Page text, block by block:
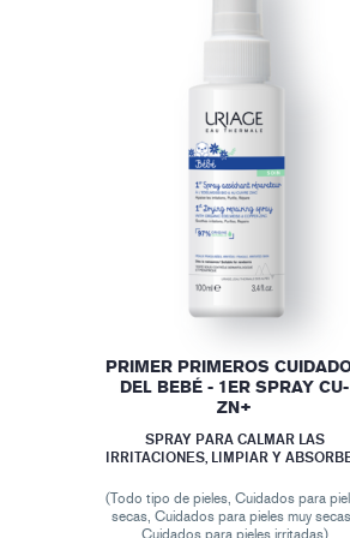
PRIMER PRIMEROS
DEL BEBÉ - 1ER SPRAY CU-
ZN+
SPRAY PARA CALMAR LAS
IRRITACIONES, LIMPIAR Y
(Todo tipo de pieles, Cuidados para
secas, Cuidados para pieles muy
Cuidados para pieles irritadas)